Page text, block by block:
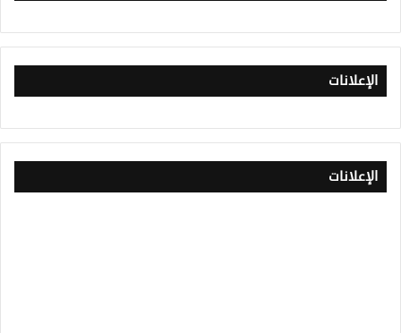
الإعلانات
الإعلانات